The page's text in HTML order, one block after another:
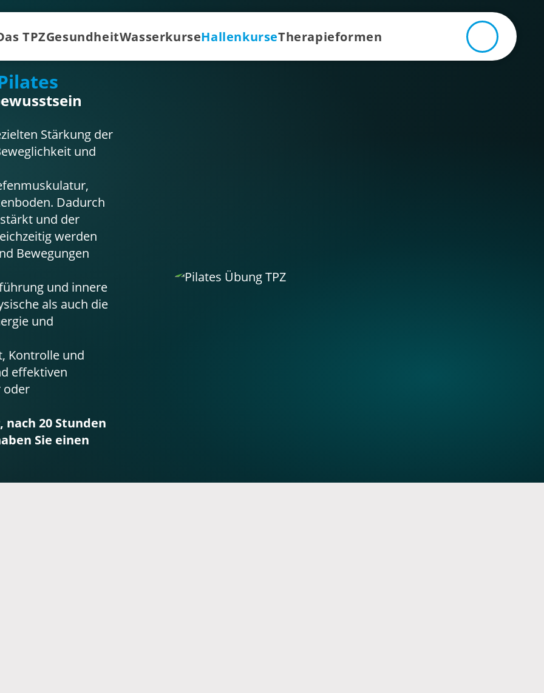
TPZGesundheitWasserkurseHallenkurseTherapieformen
Stärkung der
und
Dadurch
und der
werden
Bewegungen
und innere
als auch die
und
Kontrolle und
effektiven
oder
nach 20 Stunden
Sie einen